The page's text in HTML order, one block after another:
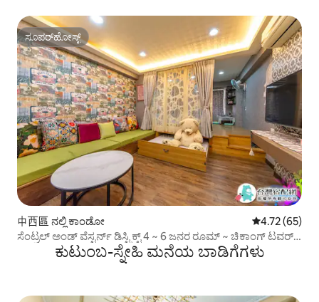
ಸೂಪರ್‌ಹೋಸ್ಟ್
ಸೂಪರ್‌ಹೋಸ್ಟ್
中西區 ನಲ್ಲಿ ಕಾಂಡೋ 5 ರಲ್ಲಿ 4.72
4.72 (65)
ಸೆಂಟ್ರಲ್ ಅಂಡ್ ವೆಸ್ಟರ್ನ್ ಡಿಸ್ಟ್ರಿಕ್ಟ್ 4 ~ 6 ಜನರ ರೂಮ್ ~ ಚಿಕಾಂಗ್ ಟವರ್
ಬಳಿ ಇದೆ, ಅನುಕೂಲಕರ ಸಾರಿಗೆ
ಕುಟುಂಬ-ಸ್ನೇಹಿ ಮನೆಯ ಬಾಡಿಗೆಗಳು